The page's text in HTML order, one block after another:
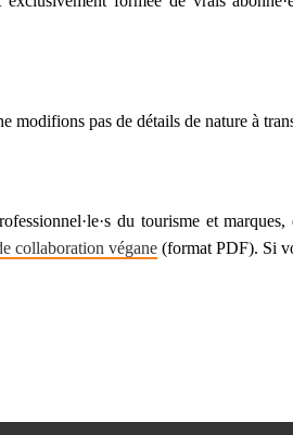
modifions pas de détails de nature à
du tourisme et
collaboration végane (format PDF). Si